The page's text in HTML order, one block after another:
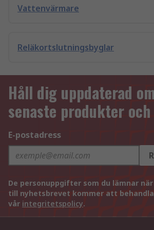
Vattenvärmare
Reläkortslutningsbyglar
Håll dig uppdaterad
senaste produkter
E-postadress
De personuppgifter som du lämnar
till nyhetsbrevet kommer att
vår integritetspolicy.